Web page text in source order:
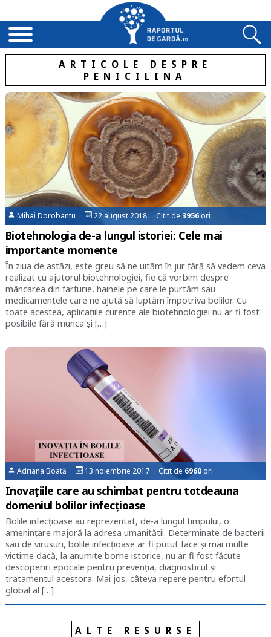
ARTICOLE DESPRE
PENICILINA
Mihai Dorobantu 22 august 2018 Citit de 3956ori
Biotehnologia de-a lungul istoriei: Cele mai
importante momente
În ziua de astăzi, este greu să ne uităm în jur fără să vedem ceva
realizat cu ajutorul biotehnologiei, fie că vorbim despre
mâncarea din farfurie, hainele pe care le purtăm sau
medicamentele care ne ajută să luptăm împotriva bolilor. Cu
toate acestea, aplicațiile curente ale biotehnologiei nu ar fi fost
posibile fără munca și […]
Adriana Boată 13 noiembrie 2017 Citit de 6960ori
Inovațiile care au schimbat pentru totdeauna
domeniul bolilor infecțioase
Bolile infecțioase au reprezentat, de-a lungul timpului, o
amenințare majoră la adresa umanitătii. Determinate de bacterii
sau de virusuri, bolile infecțioase ar fi putut face și mai multe
victime dacă, la anumite borne istorice, nu ar fi fost făcute
descoperiri epocale pentru prevenția, diagnosticul și
tratamentul acestora. Mai jos, câteva repere pentru efortul
global al […]
ALTE RESURSE